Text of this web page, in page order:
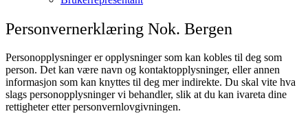
Personvernerklæring Nok. Bergen
Personopplysninger er opplysninger som kan kobles til deg som
person. Det kan være navn og kontaktopplysninger, eller annen
informasjon som kan knyttes til deg mer indirekte. Du skal vite hva
slags personopplysninger vi behandler, slik at du kan ivareta dine
rettigheter etter personvernlovgivningen.